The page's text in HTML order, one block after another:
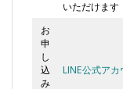
いただけます
お
申
し
込
み
LINE公式アカ